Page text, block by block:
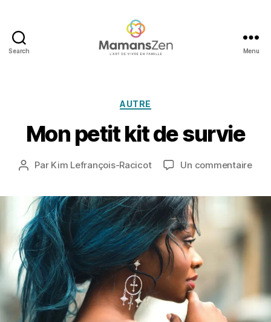
Search Menu
Catégories
AUTRE
Mon petit kit de survie
Auteur
Par Kim Lefrançois-RacicotDate
t
e
m
b
e
0
1
3
Un commentairesur
kit
de